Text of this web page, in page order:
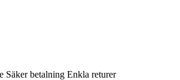
Säker betalning Enkla returer